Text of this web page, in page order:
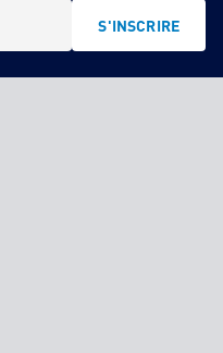
S'INSCRIRE